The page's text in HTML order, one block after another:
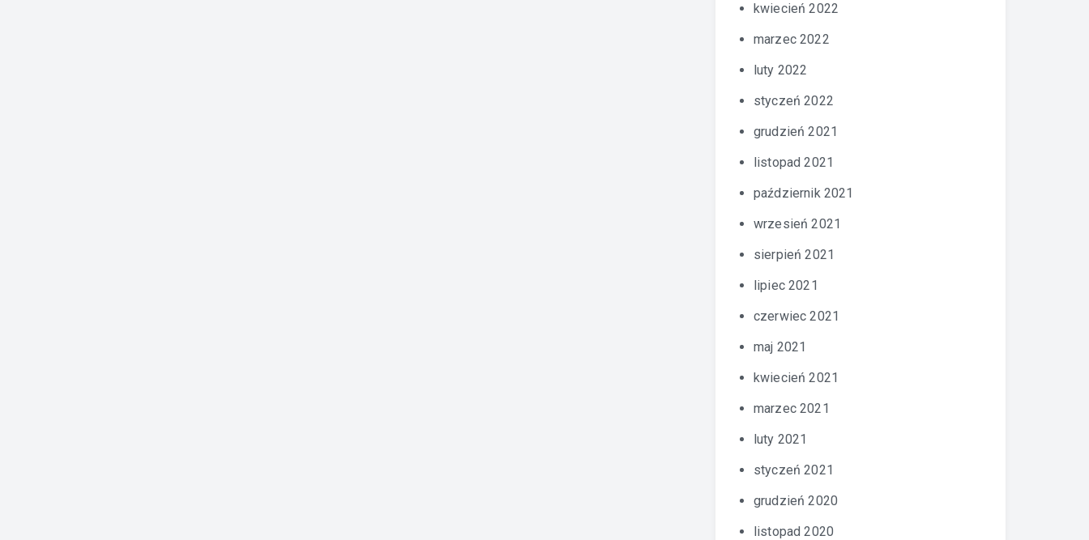
kwiecień 2022
marzec 2022
luty 2022
styczeń 2022
grudzień 2021
listopad 2021
październik 2021
wrzesień 2021
sierpień 2021
lipiec 2021
czerwiec 2021
maj 2021
kwiecień 2021
marzec 2021
luty 2021
styczeń 2021
grudzień 2020
listopad 2020